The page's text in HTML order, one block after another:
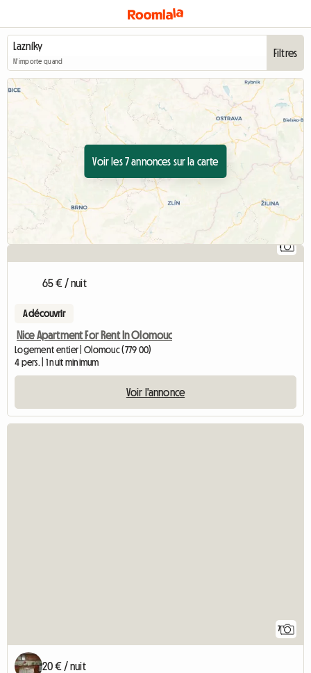
N'importe quand
Filtres
Voir les 7 annonces sur la carte
1
65 € / nuit
A découvrir
Nice Apartment For Rent In Olomouc
Logement entier | Olomouc (779 00)
4 pers. | 1 nuit minimum
Voir l'annonce
7
20 € / nuit